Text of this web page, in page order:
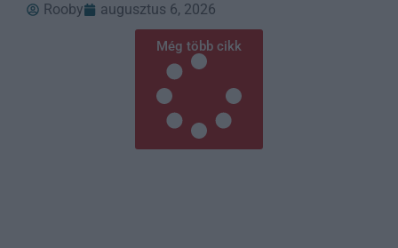
Rooby augusztus 6, 2026
Még több cikk